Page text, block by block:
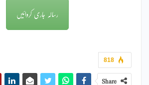
رسالہ جاری کروائیں
818
Share